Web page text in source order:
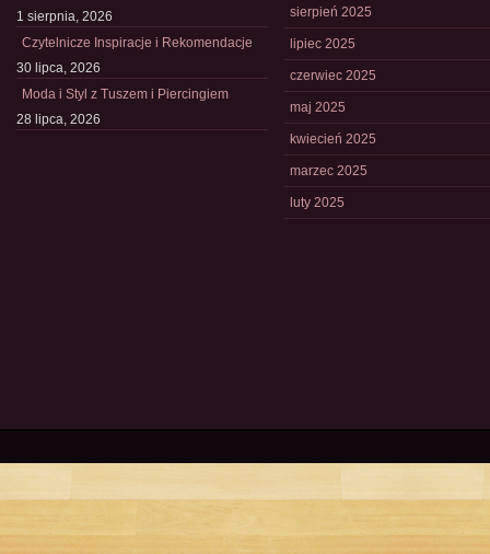
1 sierpnia, 2026
Czytelnicze Inspiracje i Rekomendacje
30 lipca, 2026
Moda i Styl z Tuszem i Piercingiem
28 lipca, 2026
sierpień 2025
lipiec 2025
czerwiec 2025
maj 2025
kwiecień 2025
marzec 2025
luty 2025